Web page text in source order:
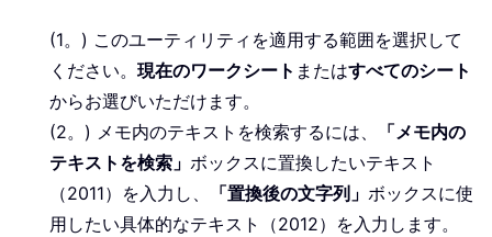
(1。) このユーティリティを適用する範囲を選択して
ください。 現在のワークシート またはすべてのシート
からお選びいただけます。
(2。) メモ内のテキストを検索するには、
「メモ内の
テキストを検索」 ボックスに置換したいテキスト
（2011）を入力し、
「置換後の文字列」 ボックスに使
用したい具体的なテキスト（2012）を入力します。